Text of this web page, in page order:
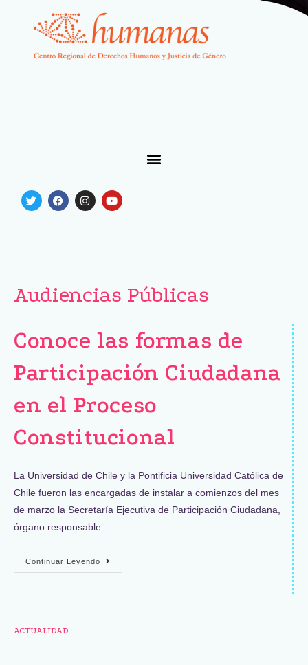
Audiencias Públicas
Conoce las formas de
Participación Ciudadana
en el Proceso
Constitucional
La Universidad de Chile y la Pontificia Universidad Católica de
Chile fueron las encargadas de instalar a comienzos del mes
de marzo la Secretaría Ejecutiva de Participación Ciudadana,
órgano responsable…
Continuar Leyendo
ACTUALIDAD